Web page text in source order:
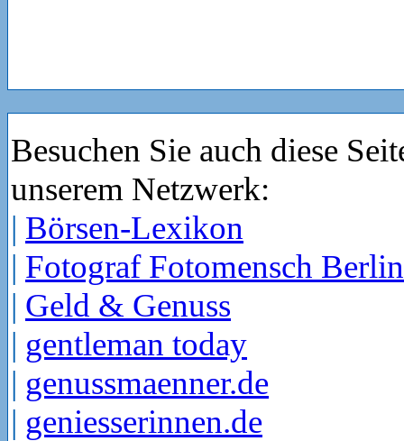
Besuchen Sie auch diese
unserem Netzwerk:
| Börsen-Lexikon
| Fotograf Fotomensch Berlin
| Geld & Genuss
| gentleman today
| genussmaenner.de
| geniesserinnen.de